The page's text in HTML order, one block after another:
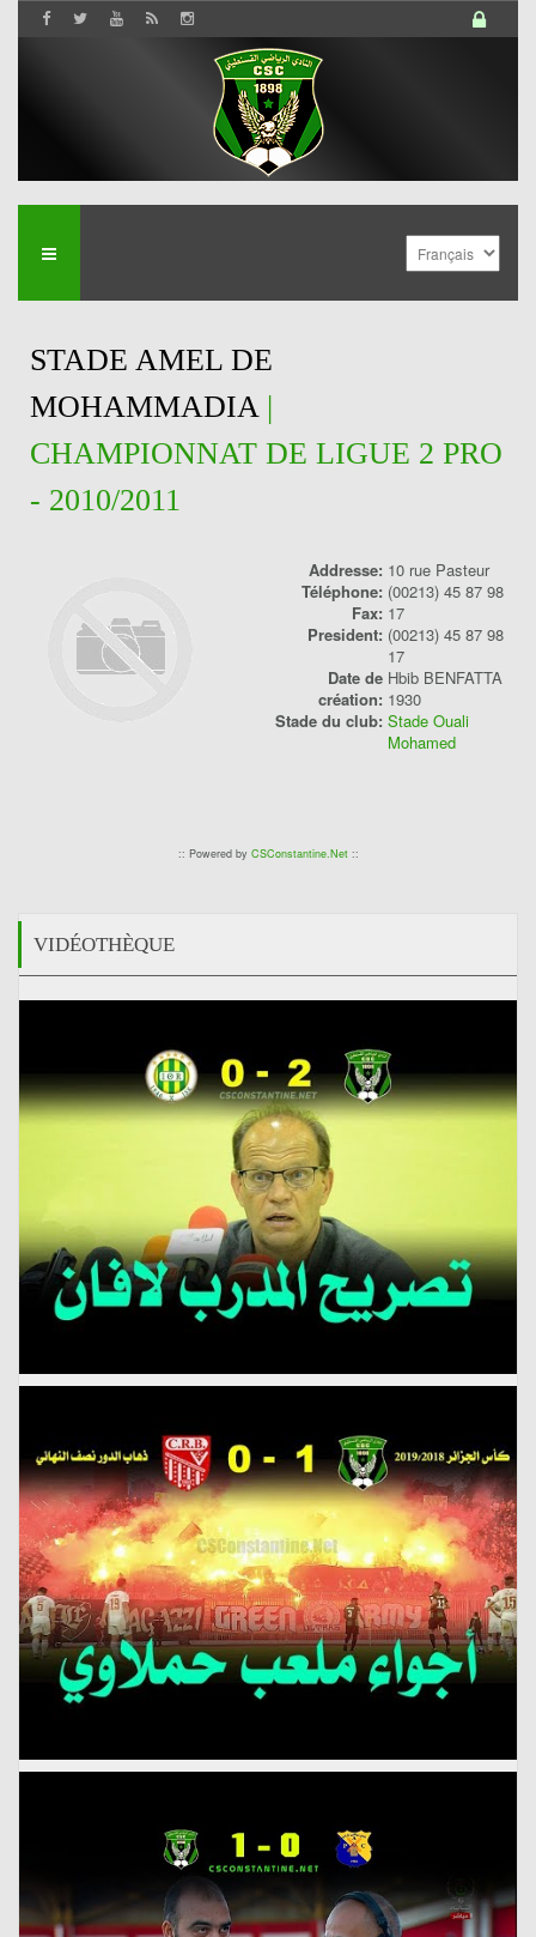
STADE AMEL DE
MOHAMMADIA|
CHAMPIONNAT DE LIGUE 2 PRO
- 2010/2011
Addresse: 10 rue Pasteur
Téléphone: (00213) 45 87 98
17
Fax:
(00213) 45 87 98
17
President:
Hbib BENFATTA
Date de
création: 1930
Stade du club: Stade Ouali
Mohamed
:: Powered by CSConstantine.Net::
VIDÉOTHÈQUE